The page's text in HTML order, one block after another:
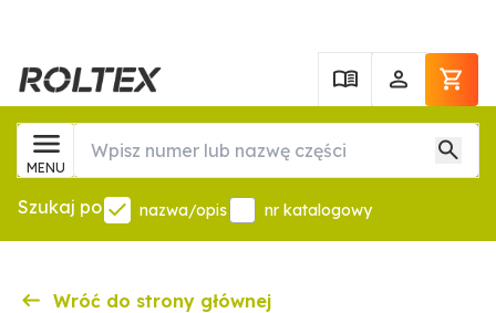
MENU
Szukaj po nazwa/opis nr katalogowy
Wróć do strony głównej